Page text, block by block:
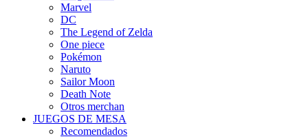
Marvel
DC
The Legend of Zelda
One piece
Pokémon
Naruto
Sailor Moon
Death Note
Otros merchan
JUEGOS DE MESA
Recomendados